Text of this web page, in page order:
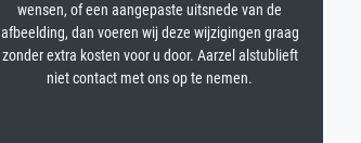
wensen, of een aangepaste uitsnede van de
afbeelding, dan voeren wij deze wijzigingen graag
zonder extra kosten voor u door. Aarzel alstublieft
niet contact met ons op te nemen.